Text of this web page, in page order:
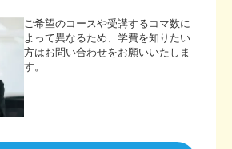
ご希望のコースや受講するコマ数に
よって異なるため、学費を知りたい
方はお問い合わせをお願いいたしま
す。